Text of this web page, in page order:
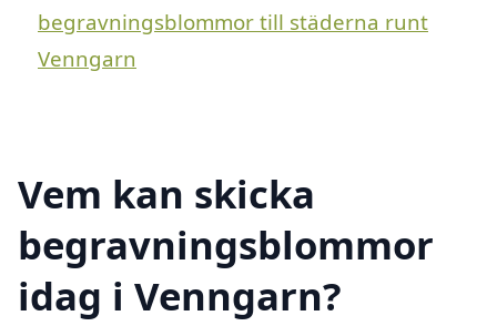
begravningsblommor till städerna runt
Venngarn
Vem kan skicka
begravningsblommor
idag i Venngarn?